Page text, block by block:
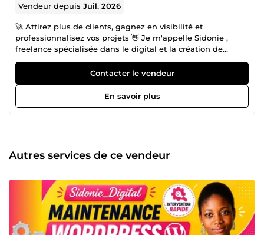
Vendeur depuisJuil. 2026
🚀 Attirez plus de clients, gagnez en visibilité et
professionnalisez vos projets 👋 Je m'appelle Sidonie ,
freelance spécialisée dans le digital et la création de
solutions en ligne performantes. J’aide les entrepreneurs
et particuliers à transformer leur présence en ligne en
véritable levier de croissance. 👉 Que vous souhaitiez : 📈
Développer votre audience sur les réseaux sociaux 💻 Créer
un site web professionnel qui inspire confiance 📚 Publier
propre et professionnel ✔️ Une communication rapide et
claire ✔️ Le respect strict des délais ✔️ Des solutions
à la fin 📩 Contactez-moi avant commande pour discuter
de votre besoin et obtenir une solution adaptée.
Contacter le vendeur
En savoir plus
Autres services de ce vendeur